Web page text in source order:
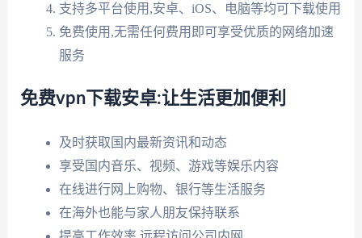
支持多平台使用,安卓、iOS、电脑等均可下载使用
免费使用,无需任何费用即可享受优质的网络加速
服务
免费vpn下载安卓:让生活更加便利
及时获取国内最新资讯和动态
享受国内音乐、视频、游戏等娱乐内容
在线进行网上购物、银行等生活服务
在海外也能与家人朋友保持联系